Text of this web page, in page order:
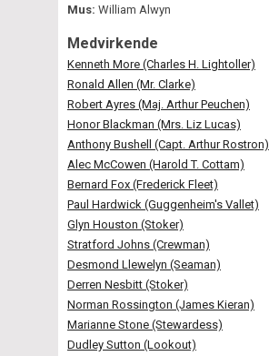
Mus: William Alwyn
Medvirkende
Kenneth More (Charles H. Lightoller)
Ronald Allen (Mr. Clarke)
Robert Ayres (Maj. Arthur Peuchen)
Honor Blackman (Mrs. Liz Lucas)
Anthony Bushell (Capt. Arthur Rostron)
Alec McCowen (Harold T. Cottam)
Bernard Fox (Frederick Fleet)
Paul Hardwick (Guggenheim's Vallet)
Glyn Houston (Stoker)
Stratford Johns (Crewman)
Desmond Llewelyn (Seaman)
Derren Nesbitt (Stoker)
Norman Rossington (James Kieran)
Marianne Stone (Stewardess)
Dudley Sutton (Lookout)